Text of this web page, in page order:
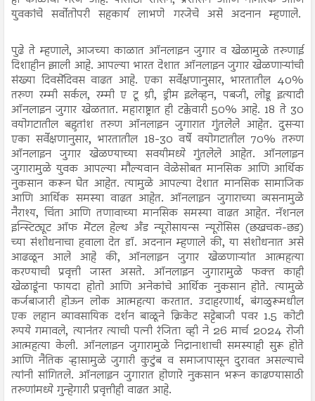
युवकांचे सर्वोतोपरी सहकार्य लाभणे गरजेचे असे अदनान म्हणाले.
पुढे ते म्हणाले, आजच्या काळात ऑनलाइन जुगार व खेळामुळे तरुणाई
दिशाहीन झाली आहे. आपल्या भारत देशात ऑनलाइन जुगार खेळणाऱ्यांची
संख्या दिवसेंदिवस वाढत आहे. एका सर्वेक्षणानुसार, भारतातील 40%
तरुण रम्मी सर्कल, रम्मी ए टू थ्री, ड्रीम इलेव्हन, पबजी, लोडू इत्यादी
ऑनलाइन जुगार खेळतात. महाराष्ट्रात ही टक्केवारी 50% आहे. 18 ते 30
वयोगटातील बहुतांश तरुण ऑनलाइन जुगारात गुंतलेले आहेत. दुसऱ्या
एका सर्वेक्षणानुसार, भारतातील 18-30 वर्षे वयोगटातील 70% तरुण
ऑनलाइन जुगार खेळण्याच्या सवयीमध्ये गुंतलेले आहेत. ऑनलाइन
जुगारामुळे युवक आपल्या मौल्यवान वेळेसोबत मानसिक आणि आर्थिक
नुकसान करून घेत आहेत. त्यामुळे आपल्या देशात मानसिक सामाजिक
आणि आर्थिक समस्या वाढत आहेत. ऑनलाइन जुगाराच्या व्यसनामुळे
नैराश्य, चिंता आणि तणावाच्या मानसिक समस्या वाढत आहेत. नॅशनल
इन्स्टिट्यूट ऑफ मेंटल हेल्थ अँड न्यूरोसायन्स न्यूरोसिस (छखचक-छड)
च्या संशोधनाचा हवाला देत डॉ. अदनान म्हणाले की, या संशोधनात असे
आढळून आले आहे की, ऑनलाइन जुगार खेळणाऱ्यांत आत्महत्या
करण्याची प्रवृत्ती जास्त असते. ऑनलाइन जुगारामुळे फक्त काही
खेळाडूंना फायदा होतो आणि अनेकांचे आर्थिक नुकसान होते. त्यामुळे
कर्जबाजारी होऊन लोक आत्महत्या करतात. उदाहरणार्थ, बंगळुरूमधील
एक लहान व्यावसायिक दर्शन बाळूने क्रिकेट सट्टेबाजी पवर 1.5 कोटी
रुपये गमावले, त्यानंतर त्याची पत्नी रंजिता व्ही ने 26 मार्च 2024 रोजी
आत्महत्या केली. ऑनलाइन जुगारामुळे निद्रानाशाची समस्याही सुरू होते
आणि नैतिक ऱ्हासामुळे जुगारी कुटुंब व समाजापासून दुरावत असल्याचे
त्यांनी सांगितले. ऑनलाइन जुगारात होणारे नुकसान भरून काढण्यासाठी
तरुणांमध्ये गुन्हेगारी प्रवृत्तीही वाढत आहे.